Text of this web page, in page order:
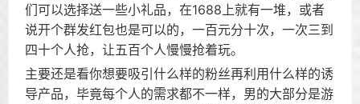
们可以选择送一些小礼品，在1688上就有一堆，或者
说开个群发红包也是可以的，一百元分十次，一次三到
四十个人抢，让五百个人慢慢抢着玩。
主要还是看你想要吸引什么样的粉丝再利用什么样的诱
导产品，毕竟每个人的需求都不一样，男的大部分是游